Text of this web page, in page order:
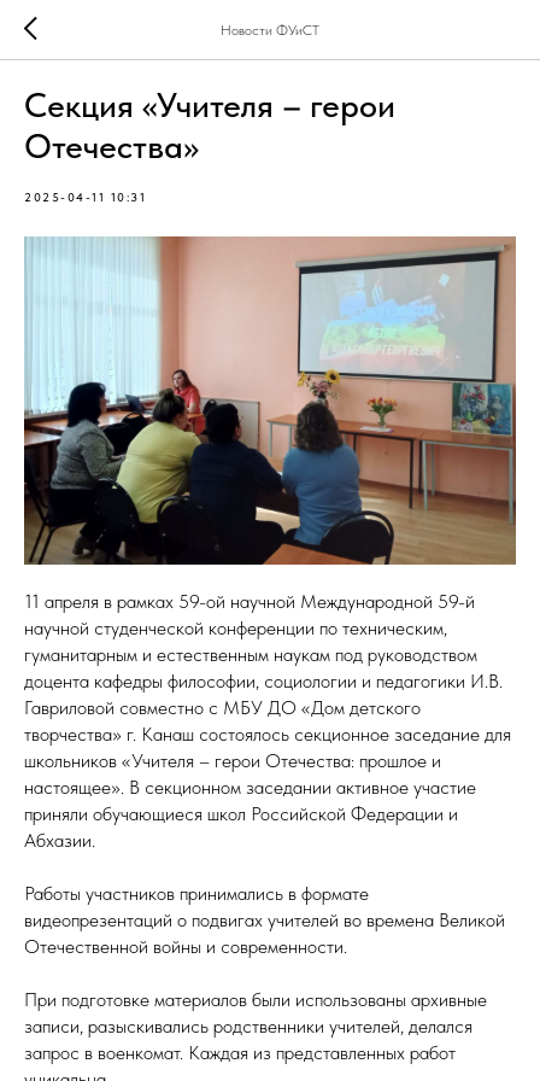
Новости ФУиСТ
Секция «Учителя – герои
Отечества»
2025-04-11 10:31
11 апреля в рамках 59-ой научной Международной 59-й
научной студенческой конференции по техническим,
гуманитарным и естественным наукам под руководством
доцента кафедры философии, социологии и педагогики И.В.
Гавриловой совместно с МБУ ДО «Дом детского
творчества» г. Канаш состоялось секционное заседание для
школьников «Учителя – герои Отечества: прошлое и
настоящее». В секционном заседании активное участие
приняли обучающиеся школ Российской Федерации и
Абхазии.
Работы участников принимались в формате
видеопрезентаций о подвигах учителей во времена Великой
Отечественной войны и современности.
При подготовке материалов были использованы архивные
записи, разыскивались родственники учителей, делался
запрос в военкомат. Каждая из представленных работ